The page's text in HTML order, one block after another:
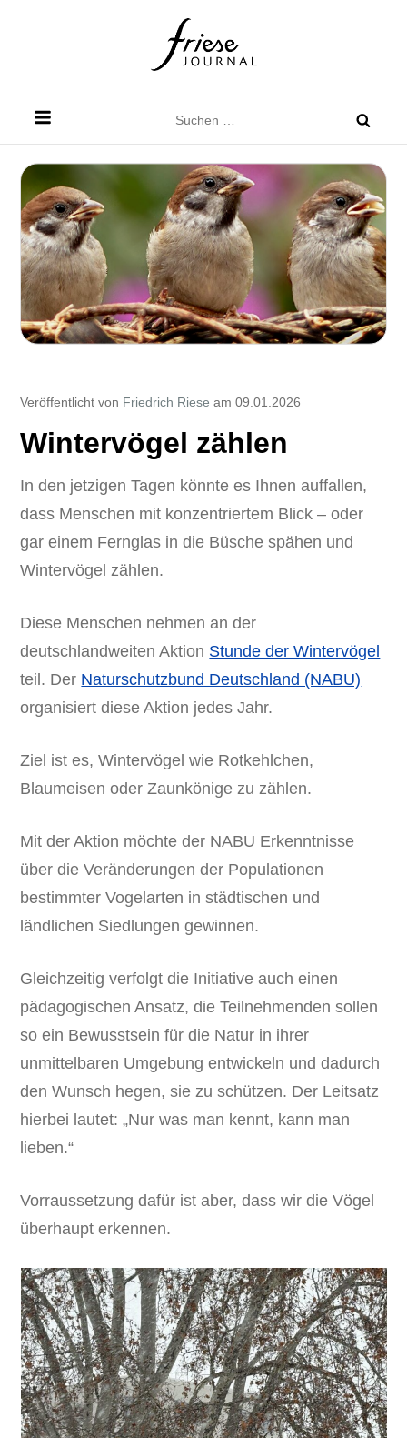
nach:
Veröffentlicht von Friedrich Riese am 09.01.2026
Wintervögel zählen
In den jetzigen Tagen könnte es Ihnen auffallen,
dass Menschen mit konzentriertem Blick – oder
gar einem Fernglas in die Büsche spähen und
Wintervögel zählen.
Diese Menschen nehmen an der
deutschlandweiten Aktion Stunde der Wintervögel
teil. Der Naturschutzbund Deutschland (NABU)
organisiert diese Aktion jedes Jahr.
Ziel ist es, Wintervögel wie Rotkehlchen,
Blaumeisen oder Zaunkönige zu zählen.
Mit der Aktion möchte der NABU Erkenntnisse
über die Veränderungen der Populationen
bestimmter Vogelarten in städtischen und
ländlichen Siedlungen gewinnen.
Gleichzeitig verfolgt die Initiative auch einen
pädagogischen Ansatz, die Teilnehmenden sollen
so ein Bewusstsein für die Natur in ihrer
unmittelbaren Umgebung entwickeln und dadurch
den Wunsch hegen, sie zu schützen. Der Leitsatz
hierbei lautet: „Nur was man kennt, kann man
lieben.“
Vorraussetzung dafür ist aber, dass wir die Vögel
überhaupt erkennen.